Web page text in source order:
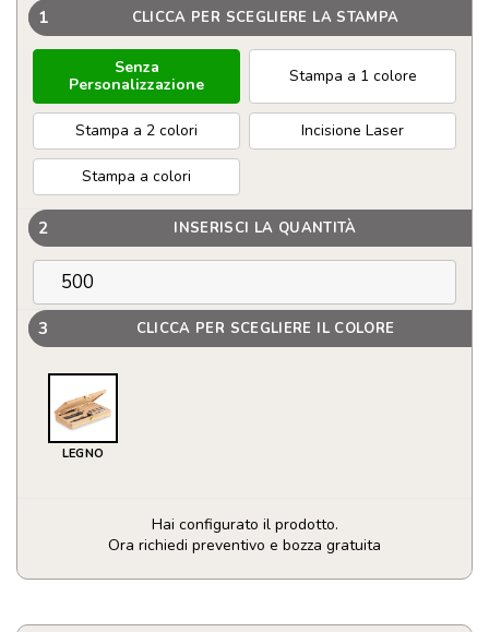
1 CLICCA PER SCEGLIERE LA STAMPA
Senza
Personalizzazione
Stampa a 1 colore
Stampa a 2 colori Incisione Laser
Stampa a colori
2 INSERISCI LA QUANTITÀ
3 CLICCA PER SCEGLIERE IL COLORE
LEGNO
Hai configurato il prodotto.
Ora richiedi preventivo e bozza gratuita
Set